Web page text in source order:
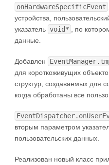
onHardwareSpecificEvent
устройства,
указатель void*
, по
данные.
Добавлен
для короткоживущих
структур, создаваемых для
когда обработаны все
вторым параметром
пользовательских данных.
Реализован новый класс